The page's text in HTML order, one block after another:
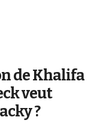
de Khalifa
veut
?